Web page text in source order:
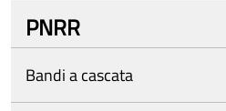
PNRR
Bandi a cascata